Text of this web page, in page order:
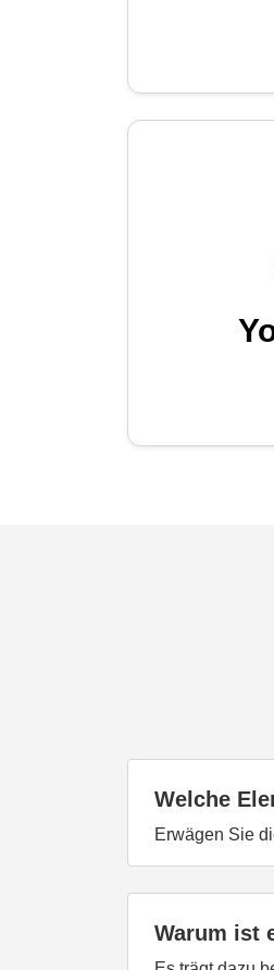
Welche
Erwägen Sie
Warum ist